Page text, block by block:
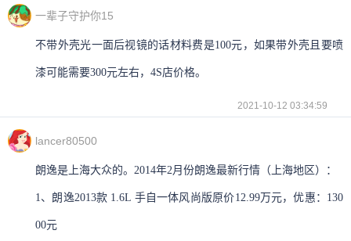
一辈子守护你15
不带外壳光一面后视镜的话材料费是100元，如果带外壳且要喷
漆可能需要300元左右，4S店价格。
2021-10-12 03:34:59
lancer80500
朗逸是上海大众的。2014年2月份朗逸最新行情（上海地区）：
1、朗逸2013款 1.6L 手自一体风尚版原价12.99万元，优惠：130
00元